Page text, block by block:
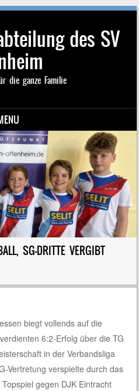
des SV
die ganze Familie
SG-DRITTE VERGIBT
biegt vollends auf die
6:2-Erfolg über die TG
in der Verbandsliga
Vertretung verspielte durch das
gegen DJK Eintracht